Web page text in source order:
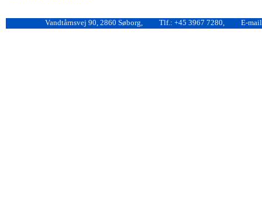
Vandtårnsvej 90, 2860 Søborg, Tlf.: +45 3967 7280, E-